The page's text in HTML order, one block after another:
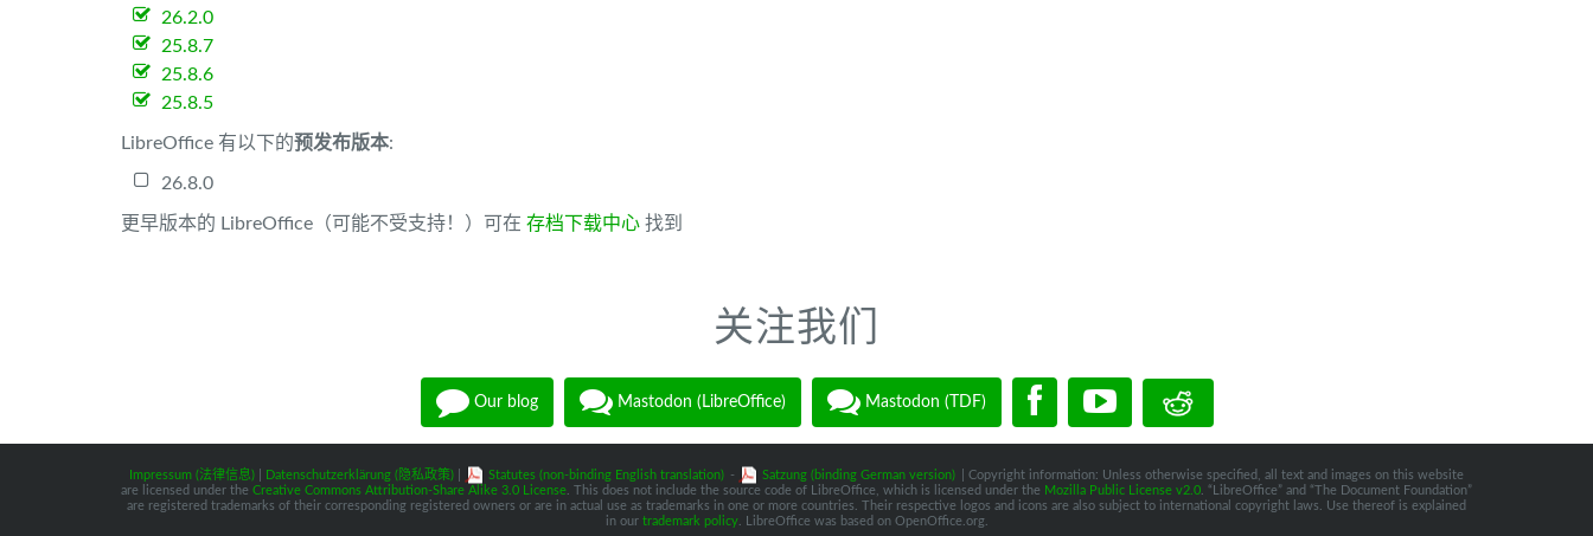
26.2.0
25.8.7
25.8.6
25.8.5
LibreOffice 有以下的预发布版本:
26.8.0
更早版本的 LibreOffice（可能不受支持！）可在 存档下载中心 找到
关注我们
Our blog Mastodon (LibreOffice) Mastodon (TDF)
Impressum (法律信息) Datenschutzerklärung (隐私政策) Statutes (non-binding English translation) - Satzung (binding German version)
| Copyright information: Unless otherwise specified, all text and images on this website
are licensed under the Creative Commons Attribution-Share Alike 3.0 License . This does not include the source code of LibreOffice, which is licensed under the Mozilla Public License v2.0 . “LibreOffice” and “The Document Foundation”
are registered trademarks of their corresponding registered owners or are in actual use as trademarks in one or more countries. Their respective logos and icons are also subject to international copyright laws. Use thereof is explained
in our trademark policy. LibreOffice was based on OpenOffice.org.